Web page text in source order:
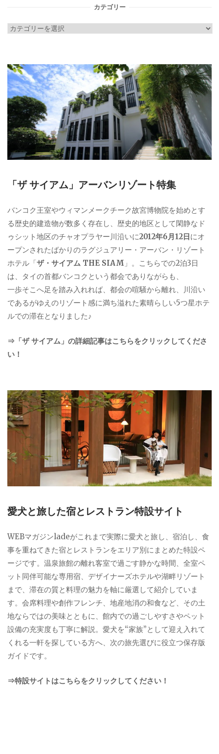
カテゴリー
カ
リ
ー
「ザ サイアム」アーバンリゾート特集
バンコク王室やウィマンメークチーク故宮博物院を始めとす
る歴史的建造物が数多く存在し、歴史的地区として閑静なド
ゥシット地区のチャオプラヤー川沿いに2012年6月12日にオ
ープンされたばかりのラグジュアリー・アーバン・リゾート
ホテル「ザ・サイアム THE SIAM 」。こちらでの2泊3日
は、タイの首都バンコクという都会でありながらも、
一歩そこへ足を踏み入れれば、都会の喧騒から離れ、川沿い
であるがゆえのリゾート感に満ち溢れた素晴らしい5つ星ホテ
ルでの滞在となりました♪
⇒「ザ サイアム」の詳細記事はこちらをクリックしてくださ
い！
愛犬と旅した宿とレストラン特設サイト
WEBマガジンladeがこれまで実際に愛犬と旅し、宿泊し、食
事を重ねてきた宿とレストランをエリア別にまとめた特設ペ
ージです。温泉旅館の離れ客室で過ごす静かな時間、全室ペ
ット同伴可能な専用宿、デザイナーズホテルや湖畔リゾート
まで、滞在の質と料理の魅力を軸に厳選して紹介していま
す。会席料理や創作フレンチ、地産地消の和食など、その土
地ならではの美味とともに、館内での過ごしやすさやペット
設備の充実度も丁寧に解説。愛犬を“家族”として迎え入れて
くれる一軒を探している方へ、次の旅先選びに役立つ保存版
ガイドです。
⇒特設サイトはこちらをクリックしてください！